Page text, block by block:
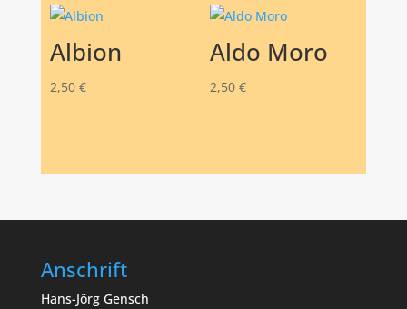
Albion
2,50 €
Aldo Moro
2,50 €
Anschrift
Hans-Jörg Gensch